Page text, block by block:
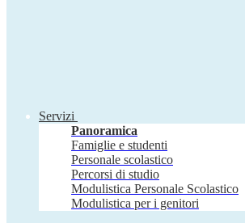
Servizi
Panoramica
Famiglie e studenti
Personale scolastico
Percorsi di studio
Modulistica Personale Scolastico
Modulistica per i genitori